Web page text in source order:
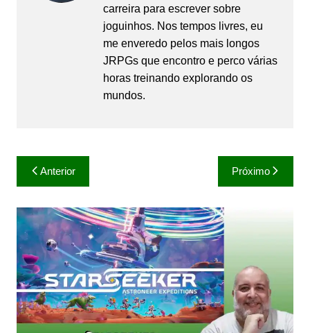
carreira para escrever sobre
joguinhos. Nos tempos livres, eu
me enveredo pelos mais longos
JRPGs que encontro e perco várias
horas treinando explorando os
mundos.
Navegação
de
Post
Anterior Próximo